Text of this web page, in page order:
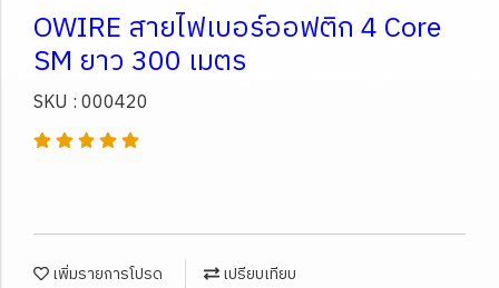
OWIRE สายไฟเบอร์ออฟติก 4 Core
SM ยาว 300 เมตร
SKU : 000420
เพิ่มรายการโปรด เปรียบเทียบ